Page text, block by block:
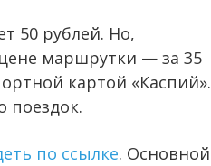
50 рублей. Но,
маршрутки — за 35
картой «Каспий».
поездок.
по ссылке. Основной